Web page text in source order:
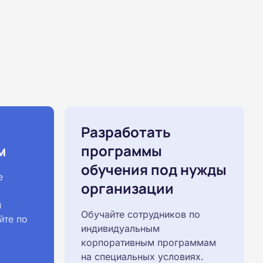
по
Разработать
программы
обучения под нужды
организации
Обучайте сотрудников по
индивидуальным
корпоративным программам
на специальных условиях.